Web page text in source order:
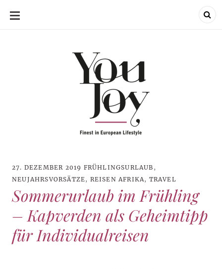
SKIP
27. DEZEMBER 2019 FRÜHLINGSURLAUB ,
NEUJAHRSVORSÄTZE, REISEN AFRIKA, TRAVEL
Sommerurlaub im Frühling
– Kapverden als Geheimtipp
für Individualreisen